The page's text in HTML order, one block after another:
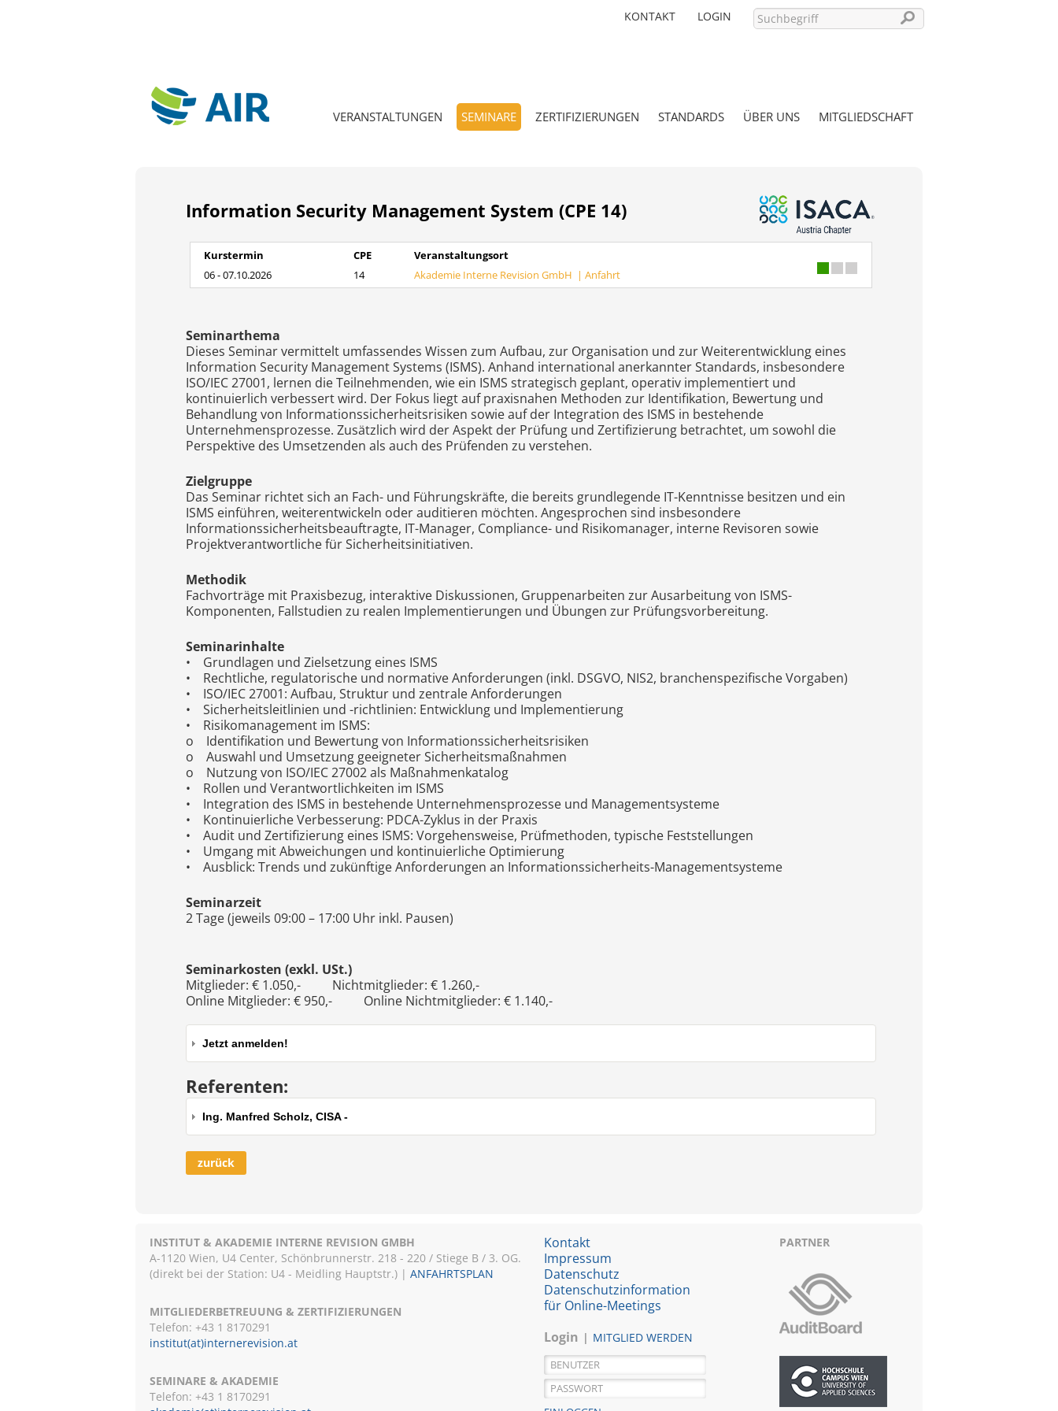
KONTAKT LOGIN
PASSWORT VERGESSEN?
VERANSTALTUNGEN SEMINARE ZERTIFIZIERUNGEN STANDARDS ÜBER UNS MITGLIEDSCHAFT
Information Security Management System (CPE 14)
Kurstermin CPE
Veranstaltungsort
06 - 07.10.2026
14 Akademie Interne Revision GmbH | Anfahrt
Seminarthema
Dieses Seminar vermittelt umfassendes Wissen zum Aufbau, zur Organisation und zur Weiterentwicklung eines
Information Security Management Systems (ISMS). Anhand international anerkannter Standards, insbesondere
ISO/IEC 27001, lernen die Teilnehmenden, wie ein ISMS strategisch geplant, operativ implementiert und
kontinuierlich verbessert wird. Der Fokus liegt auf praxisnahen Methoden zur Identifikation, Bewertung und
Behandlung von Informationssicherheitsrisiken sowie auf der Integration des ISMS in bestehende
Unternehmensprozesse. Zusätzlich wird der Aspekt der Prüfung und Zertifizierung betrachtet, um sowohl die
Perspektive des Umsetzenden als auch des Prüfenden zu verstehen.
Zielgruppe
Das Seminar richtet sich an Fach- und Führungskräfte, die bereits grundlegende IT-Kenntnisse besitzen und ein
ISMS einführen, weiterentwickeln oder auditieren möchten. Angesprochen sind insbesondere
Informationssicherheitsbeauftragte, IT-Manager, Compliance- und Risikomanager, interne Revisoren sowie
Projektverantwortliche für Sicherheitsinitiativen.
Methodik
Fachvorträge mit Praxisbezug, interaktive Diskussionen, Gruppenarbeiten zur Ausarbeitung von ISMS-
Komponenten, Fallstudien zu realen Implementierungen und Übungen zur Prüfungsvorbereitung.
Seminarinhalte
• Grundlagen und Zielsetzung eines ISMS
• Rechtliche, regulatorische und normative Anforderungen (inkl. DSGVO, NIS2, branchenspezifische Vorgaben)
• ISO/IEC 27001: Aufbau, Struktur und zentrale Anforderungen
• Sicherheitsleitlinien und -richtlinien: Entwicklung und Implementierung
• Risikomanagement im ISMS:
o Identifikation und Bewertung von Informationssicherheitsrisiken
o Auswahl und Umsetzung geeigneter Sicherheitsmaßnahmen
o Nutzung von ISO/IEC 27002 als Maßnahmenkatalog
• Rollen und Verantwortlichkeiten im ISMS
• Integration des ISMS in bestehende Unternehmensprozesse und Managementsysteme
• Kontinuierliche Verbesserung: PDCA-Zyklus in der Praxis
• Audit und Zertifizierung eines ISMS: Vorgehensweise, Prüfmethoden, typische Feststellungen
• Umgang mit Abweichungen und kontinuierliche Optimierung
• Ausblick: Trends und zukünftige Anforderungen an Informationssicherheits-Managementsysteme
Seminarzeit
2 Tage (jeweils 09:00 – 17:00 Uhr inkl. Pausen)
Seminarkosten (exkl. USt.)
Mitglieder: € 1.050,- Nichtmitglieder: € 1.260,-
Online Mitglieder: € 950,- Online Nichtmitglieder: € 1.140,-
Jetzt anmelden!
Referenten:
Ing. Manfred Scholz, CISA -
zurück
INSTITUT & AKADEMIE INTERNE REVISION GMBH
A-1120 Wien, U4 Center, Schönbrunnerstr. 218 - 220 / Stiege B / 3. OG.
(direkt bei der Station: U4 - Meidling Hauptstr.) | ANFAHRTSPLAN
MITGLIEDERBETREUUNG & ZERTIFIZIERUNGEN
Telefon: +43 1 8170291
institut(at)internerevision.at
SEMINARE & AKADEMIE
Telefon: +43 1 8170291
Kontakt
Impressum
Datenschutz
Datenschutzinformation
für Online-Meetings
Login
MITGLIED WERDEN
PARTNER